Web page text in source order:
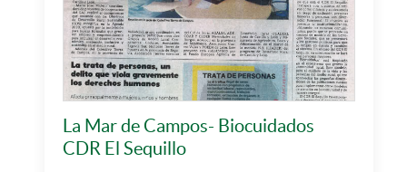
La Mar de Campos- Biocuidados
CDR El Sequillo